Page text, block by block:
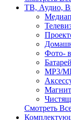
ТВ, Аудио,
Фото-
MP3/
Смотреть